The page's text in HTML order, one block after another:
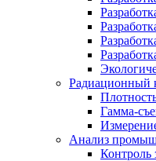
Радиационный
Гамма-
Анализ
Контроль